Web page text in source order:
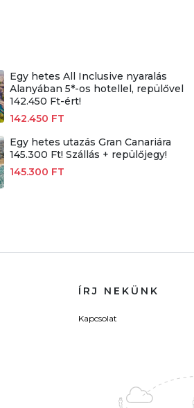
Egy hetes All Inclusive nyaralás
Alanyában 5*-os hotellel, repülővel
142.450 Ft-ért!
142.450 FT
Egy hetes utazás Gran Canariára
145.300 Ft! Szállás + repülőjegy!
145.300 FT
ÍRJ NEKÜNK
Kapcsolat